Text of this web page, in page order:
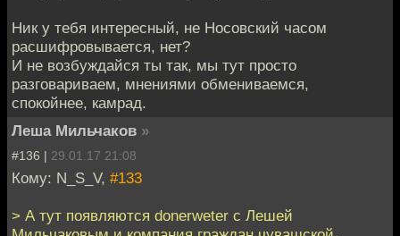
Ник у тебя интересный, не Носовский часом
расшифровывается, нет?
И не возбуждайся ты так, мы тут просто
разговариваем, мнениями обмениваемся,
спокойнее, камрад.
Леша Мильчаков »
#136 | 29.01.17 21:08
Кому: N_S_V, #133
> А тут появляются donerweter с Лешей